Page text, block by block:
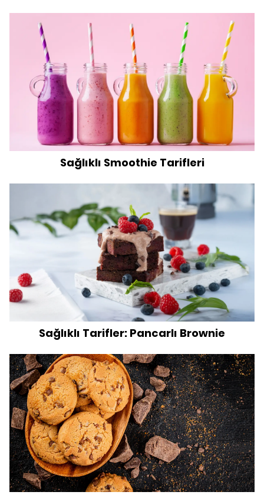
Sağlıklı Smoothie Tarifleri
Sağlıklı Tarifler: Pancarlı Brownie